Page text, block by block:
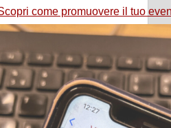
come promuovere il tuo